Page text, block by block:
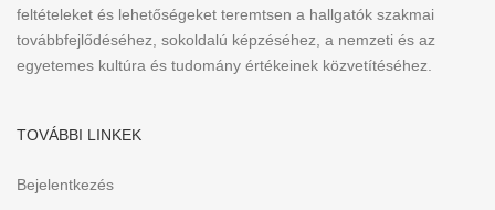
feltételeket és lehetőségeket teremtsen a hallgatók szakmai
továbbfejlődéséhez, sokoldalú képzéséhez, a nemzeti és az
egyetemes kultúra és tudomány értékeinek közvetítéséhez.
TOVÁBBI LINKEK
Bejelentkezés